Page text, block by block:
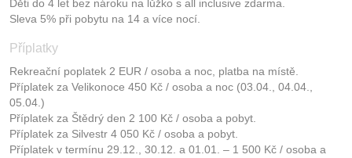
Děti do 4 let bez nároku na lůžko s all inclusive zdarma.
Sleva 5% při pobytu na 14 a více nocí.
Příplatky
Rekreační poplatek 2 EUR / osoba a noc, platba na místě.
Příplatek za Velikonoce 450 Kč / osoba a noc (03.04., 04.04.,
05.04.)
Příplatek za Štědrý den 2 100 Kč / osoba a pobyt.
Příplatek za Silvestr 4 050 Kč / osoba a pobyt.
Příplatek v termínu 29.12., 30.12. a 01.01. – 1 500 Kč / osoba a